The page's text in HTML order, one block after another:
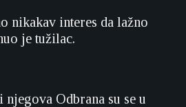
nikakav interes da lažno
je tužilac.
Odbrana su se u